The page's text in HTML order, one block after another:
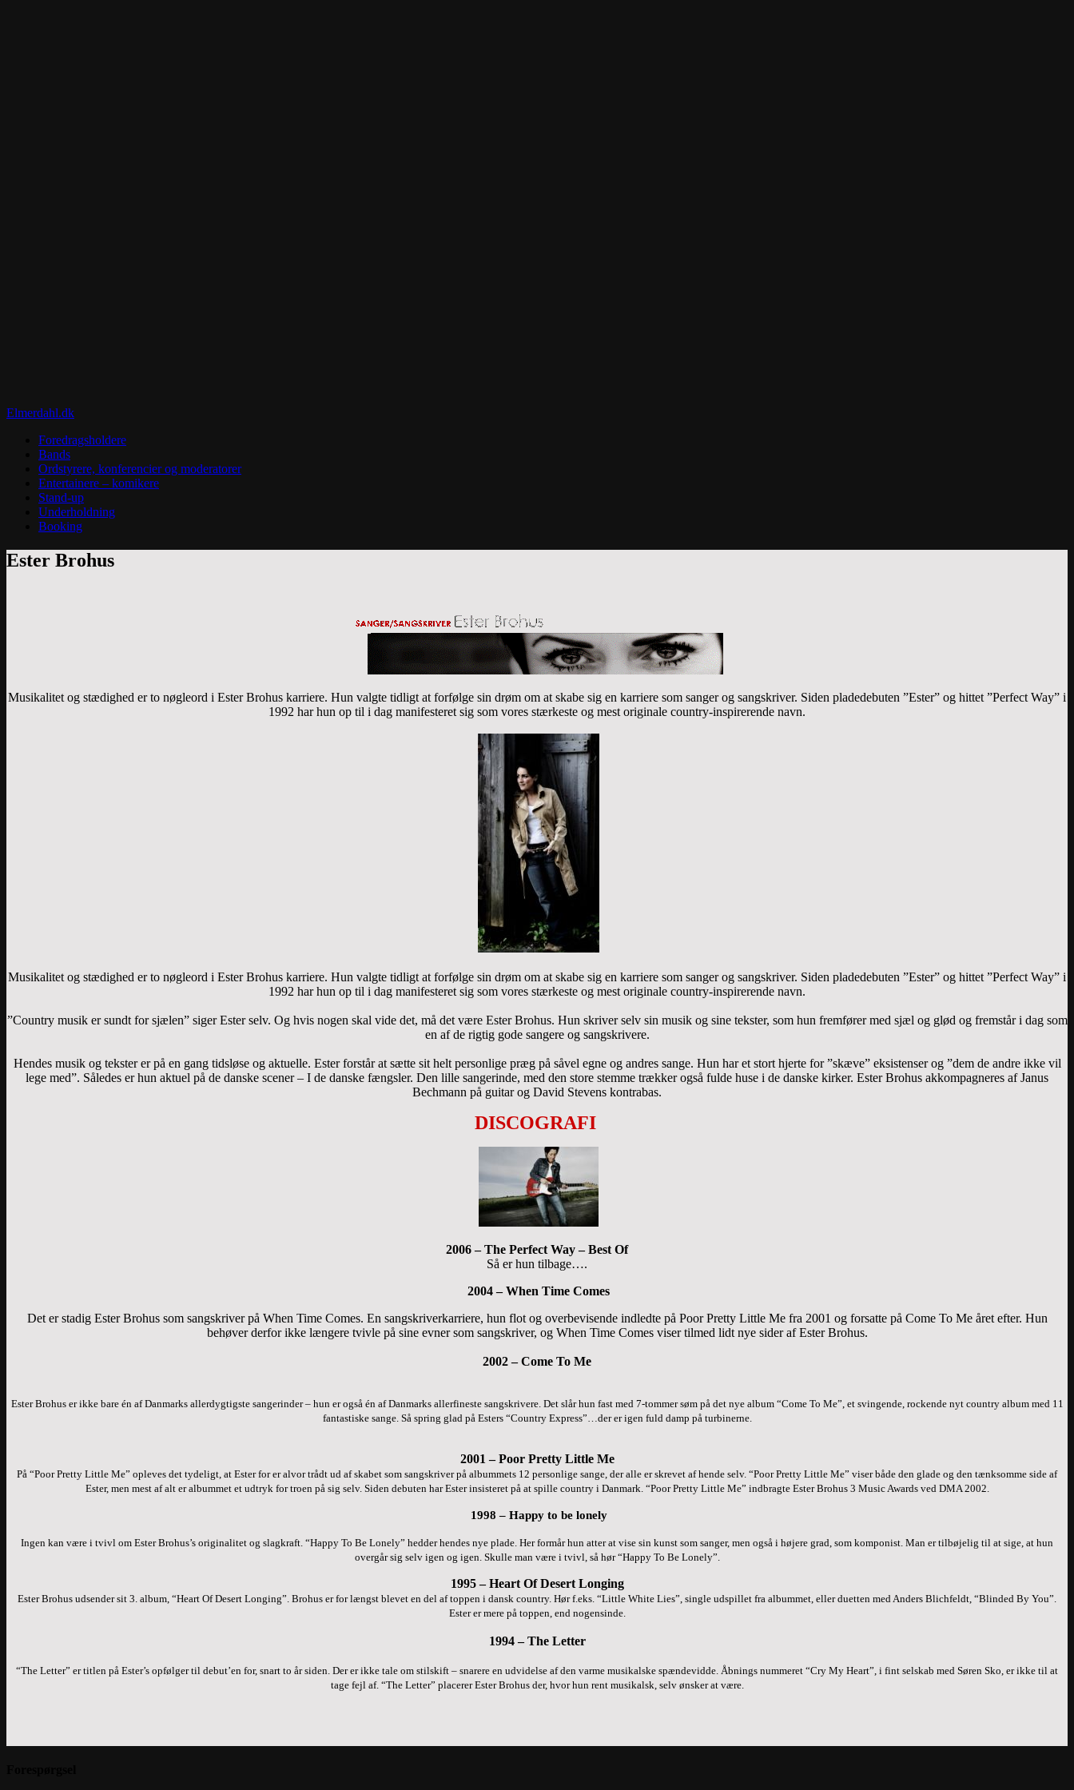
Elmerdahl.dk
Foredragsholdere
Bands
Ordstyrere, konferencier og moderatorer
Entertainere – komikere
Stand-up
Underholdning
Booking
Ester Brohus
Musikalitet og stædighed er to nøgleord i Ester Brohus karriere. Hun valgte tidligt at forfølge sin drøm om at skabe sig en karriere som sanger og sangskriver. Siden pladedebuten ”Ester” og hittet ”Perfect Way” i
1992 har hun op til i dag manifesteret sig som vores stærkeste og mest originale country-inspirerende navn.
Musikalitet og stædighed er to nøgleord i Ester Brohus karriere. Hun valgte tidligt at forfølge sin drøm om at skabe sig en karriere som sanger og sangskriver. Siden pladedebuten ”Ester” og hittet ”Perfect Way” i
1992 har hun op til i dag manifesteret sig som vores stærkeste og mest originale country-inspirerende navn.
”Country musik er sundt for sjælen” siger Ester selv. Og hvis nogen skal vide det, må det være Ester Brohus. Hun skriver selv sin musik og sine tekster, som hun fremfører med sjæl og glød og fremstår i dag som
en af de rigtig gode sangere og sangskrivere.
Hendes musik og tekster er på en gang tidsløse og aktuelle. Ester forstår at sætte sit helt personlige præg på såvel egne og andres sange. Hun har et stort hjerte for ”skæve” eksistenser og ”dem de andre ikke vil
lege med”. Således er hun aktuel på de danske scener – I de danske fængsler. Den lille sangerinde, med den store stemme trækker også fulde huse i de danske kirker. Ester Brohus akkompagneres af Janus
Bechmann på guitar og David Stevens kontrabas.
DISCOGRAFI
2006 – The Perfect Way– Best Of
Så er hun tilbage….
2004 – When Time Comes
Det er stadig Ester Brohus som sangskriver på When Time Comes. En sangskriverkarriere, hun flot og overbevisende indledte på Poor Pretty Little Me fra 2001 og forsatte på Come To Me året efter. Hun
behøver derfor ikke længere tvivle på sine evner som sangskriver, og When Time Comes viser tilmed lidt nye sider af Ester Brohus.
2002 – Come To Me
Ester Brohus er ikke bare én af Danmarks allerdygtigste sangerinder – hun er også én af Danmarks allerfineste sangskrivere. Det slår hun fast med 7-tommer søm på det nye album “Come To Me”, et svingende, rockende nyt country album med 11
fantastiske sange. Så spring glad på Esters “Country Express”…der er igen fuld damp på turbinerne.
2001 – Poor Pretty Little Me
På “Poor Pretty Little Me” opleves det tydeligt, at Ester for er alvor trådt ud af skabet som sangskriver på albummets 12 personlige sange, der alle er skrevet af hende selv. “Poor Pretty Little Me” viser både den glade og den tænksomme side af
Ester, men mest af alt er albummet et udtryk for troen på sig selv. Siden debuten har Ester insisteret på at spille country i Danmark. “Poor Pretty Little Me” indbragte Ester Brohus 3 Music Awards ved DMA 2002.
1998 – Happy to be lonely
Ingen kan være i tvivl om Ester Brohus’s originalitet og slagkraft. “Happy To Be Lonely” hedder hendes nye plade. Her formår hun atter at vise sin kunst som sanger, men også i højere grad, som komponist. Man er tilbøjelig til at sige, at hun
overgår sig selv igen og igen. Skulle man være i tvivl, så hør “Happy To Be Lonely”.
1995 – Heart Of Desert Longing
Ester Brohus udsender sit 3. album, “Heart Of Desert Longing”. Brohus er for længst blevet en del af toppen i dansk country. Hør f.eks. “Little White Lies”, single udspillet fra albummet, eller duetten med Anders Blichfeldt, “Blinded By You”.
Ester er mere på toppen, end nogensinde.
1994 – The Letter
“The Letter” er titlen på Ester’s opfølger til debut’en for, snart to år siden. Der er ikke tale om stilskift – snarere en udvidelse af den varme musikalske spændevidde. Åbnings nummeret “Cry My Heart”, i fint selskab med Søren Sko, er ikke til at
tage fejl af. “The Letter” placerer Ester Brohus der, hvor hun rent musikalsk, selv ønsker at være.